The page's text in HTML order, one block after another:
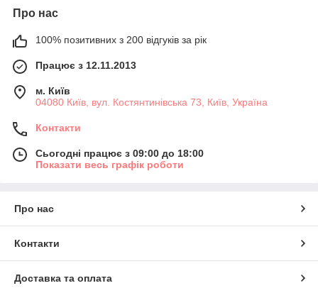
Про нас
100% позитивних з 200 відгуків за рік
Працює з 12.11.2013
м. Київ
04080 Київ, вул. Костянтинівська 73, Київ, Україна
Контакти
Сьогодні працює з 09:00 до 18:00
Показати весь графік роботи
Про нас
Контакти
Доставка та оплата